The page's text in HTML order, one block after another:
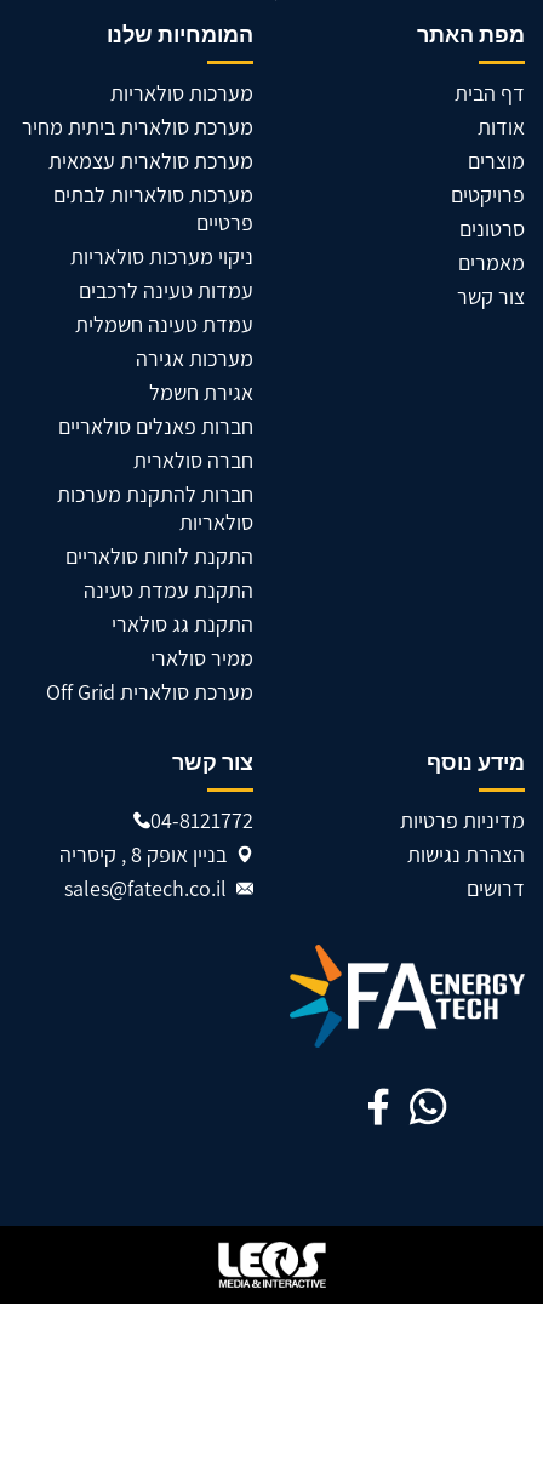
מפת האתר
דף הבית
אודות
מוצרים
פרויקטים
סרטונים
מאמרים
צור קשר
המומחיות שלנו
מערכות סולאריות
מערכת סולארית ביתית מחיר
מערכת סולארית עצמאית
מערכות סולאריות לבתים
פרטיים
ניקוי מערכות סולאריות
עמדות טעינה לרכבים
עמדת טעינה חשמלית
מערכות אגירה
אגירת חשמל
חברות פאנלים סולאריים
חברה סולארית
חברות להתקנת מערכות
סולאריות
התקנת לוחות סולאריים
התקנת עמדת טעינה
התקנת גג סולארי
ממיר סולארי
מערכת סולארית Off Grid
מידע נוסף
מדיניות פרטיות
הצהרת נגישות
דרושים
צור קשר
04-8121772
בניין אופק 8 , קיסריה
sales@fatech.co.il